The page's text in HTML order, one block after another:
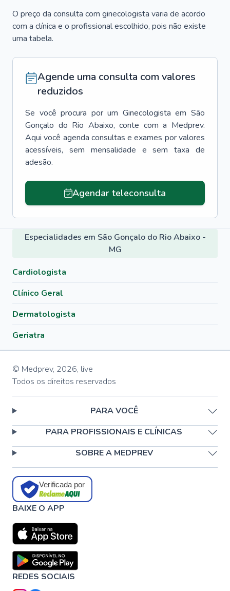
O preço da consulta com ginecologista varia de acordo
com a clínica e o profissional escolhido, pois não existe
uma tabela.
Agende uma consulta com valores
reduzidos
Se você procura por um Ginecologista em São
Gonçalo do Rio Abaixo, conte com a Medprev.
Aqui você agenda consultas e exames por valores
acessíveis, sem mensalidade e sem taxa de
adesão.
Agendar teleconsulta
Especialidades em São Gonçalo do Rio Abaixo -
MG
Cardiologista
Clínico Geral
Dermatologista
Geriatra
© Medprev, 2026, live
Todos os direitos reservados
PARA VOCÊ
PARA PROFISSIONAIS E CLÍNICAS
SOBRE A MEDPREV
Verificada por
BAIXE O APP
REDES SOCIAIS